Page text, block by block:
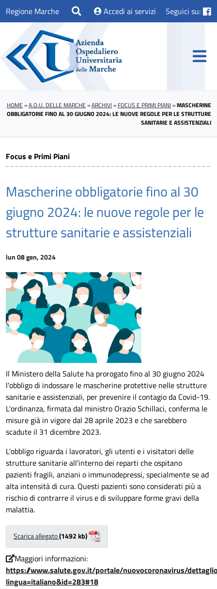
Regione Marche Accedi ai servizi Seguici su:
HOME »A.O.U. DELLE MARCHE »ARCHIVI » FOCUS E PRIMI PIANI »MASCHERINE
OBBLIGATORIE FINO AL 30 GIUGNO 2024: LE NUOVE REGOLE PER LE STRUTTURE
SANITARIE E ASSISTENZIALI
Focus e Primi Piani
Mascherine obbligatorie fino al 30
giugno 2024: le nuove regole per le
strutture sanitarie e assistenziali
lun 08 gen, 2024
Il Ministero della Salute ha prorogato fino al 30 giugno 2024
l'obbligo di indossare le mascherine protettive nelle strutture
sanitarie e assistenziali, per prevenire il contagio da Covid-19.
L'ordinanza, firmata dal ministro Orazio Schillaci, conferma le
misure già in vigore dal 28 aprile 2023 e che sarebbero
scadute il 31 dicembre 2023.
L'obbligo riguarda i lavoratori, gli utenti e i visitatori delle
strutture sanitarie all'interno dei reparti che ospitano
pazienti fragili, anziani o immunodepressi, specialmente se ad
alta intensità di cura. Questi pazienti sono considerati più a
rischio di contrarre il virus e di sviluppare forme gravi della
malattia.
Scarica allegato(1492 kb)
Maggiori informazioni:
https://www.salute.gov.it/portale/nuovocoronavirus/
lingua=italiano&id=283#18